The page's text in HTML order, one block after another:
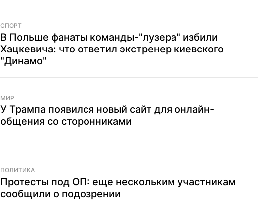
СПОРТ
В Польше фанаты команды-"лузера" избили
Хацкевича: что ответил экстренер киевского
"Динамо"
МИР
У Трампа появился новый сайт для онлайн-
общения со сторонниками
ПОЛИТИКА
Протесты под ОП: еще нескольким участникам
сообщили о подозрении